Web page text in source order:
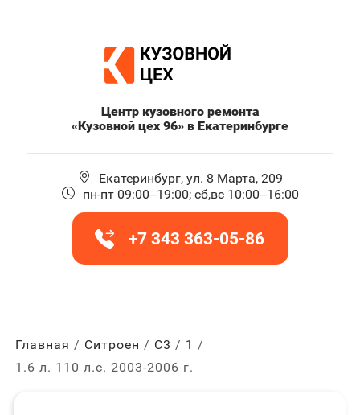
Центр кузовного ремонта
«Кузовной цех 96» в Екатеринбурге
Екатеринбург, ул. 8 Марта, 209
пн-пт 09:00–19:00; сб,вс 10:00–16:00
+7 343 363-05-86
Главная Ситроен С3
1
1.6 л. 110 л.с. 2003-2006 г.